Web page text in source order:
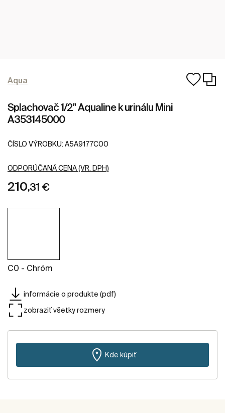
Aqua
Splachovač 1/2" Aqualine k urinálu Mini
A353145000
ČÍSLO VÝROBKU: A5A9177C00
ODPORÚČANÁ CENA (VR. DPH)
210,31 €
C0 - Chróm
informácie o produkte (pdf)
zobraziť všetky rozmery
Kde kúpiť